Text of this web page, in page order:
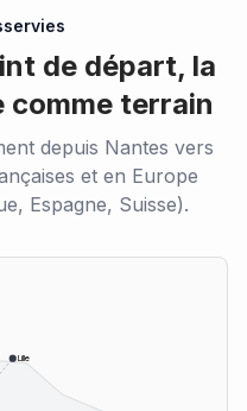
de départ, la
comme terrain
depuis Nantes vers
et en Europe
Espagne, Suisse).
Lille